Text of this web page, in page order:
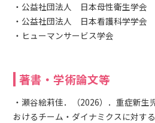
・公益社団法人 日本母性衛生学会
・公益社団法人 日本看護科学学会
・ヒューマンサービス学会
著書・学術論文等
・瀬谷絵莉佳．（2026）．重症新生
おけるチーム・ダイナミクスに対す